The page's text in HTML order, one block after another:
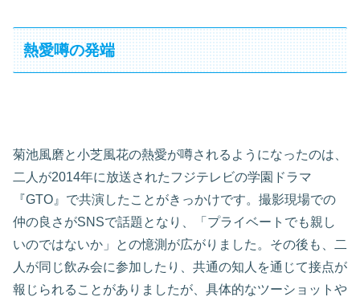
熱愛噂の発端
菊池風磨と小芝風花の熱愛が噂されるようになったのは、
二人が2014年に放送されたフジテレビの学園ドラマ
『GTO』で共演したことがきっかけです。撮影現場での
仲の良さがSNSで話題となり、「プライベートでも親し
いのではないか」との憶測が広がりました。その後も、二
人が同じ飲み会に参加したり、共通の知人を通じて接点が
報じられることがありましたが、具体的なツーショットや